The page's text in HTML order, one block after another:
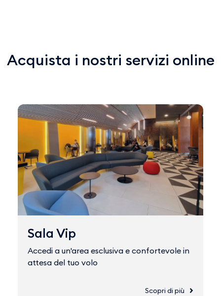
Acquista i nostri servizi online
Sala Vip
Accedi a un'area esclusiva e confortevole in
attesa del tuo volo
Scopri di più